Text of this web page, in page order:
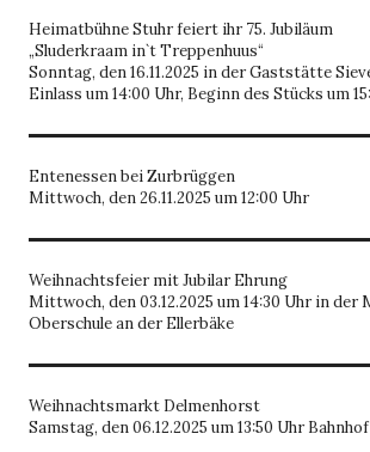
Heimatbühne Stuhr feiert ihr 75. Jubiläum
„Sluderkraam in`t Treppenhuus“
Sonntag, den 16.11.2025 in der Gaststätte
Einlass um 14:00 Uhr, Beginn des Stücks um
Entenessen bei Zurbrüggen
Mittwoch, den 26.11.2025 um 12:00 Uhr
Weihnachtsfeier mit Jubilar Ehrung
Mittwoch, den 03.12.2025 um 14:30 Uhr in der
Oberschule an der Ellerbäke
Weihnachtsmarkt Delmenhorst
Samstag, den 06.12.2025 um 13:50 Uhr